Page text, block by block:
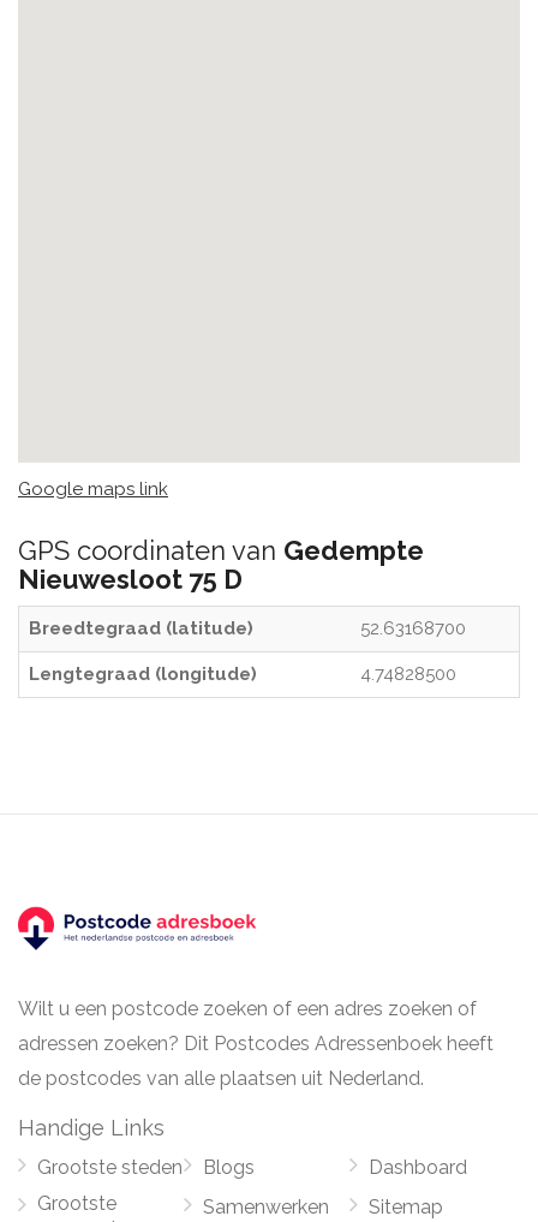
Google maps link
GPS coordinaten van Gedempte
Nieuwesloot 75 D
Breedtegraad (latitude) 52.63168700
Lengtegraad (longitude) 4.74828500
Wilt u een postcode zoeken of een adres zoeken of
adressen zoeken? Dit Postcodes Adressenboek heeft
de postcodes van alle plaatsen uit Nederland.
Handige Links
Grootste steden
Grootste
Blogs
Samenwerken
Dashboard
Sitemap